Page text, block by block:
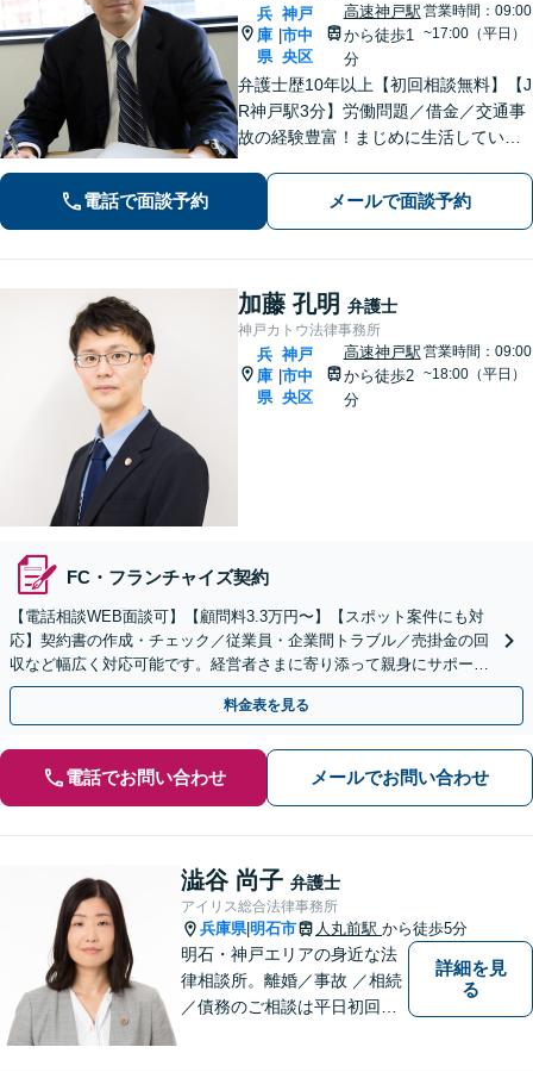
兵
庫
県
神戸
市中
央区
高速神戸駅
から徒歩1
分
営業時間：09:00
~17:00（平日）
弁護士歴10年以上【初回相談無料】【J
R神戸駅3分】労働問題／借金／交通事
故の経験豊富！まじめに生活している
決策をご提案いたします。関西学院大
学大学院（ロースクール）の現役教
電話で面談予約 メールで面談予約
加藤 孔明 弁護士
神戸カトウ法律事務所
兵
庫
県
神戸
市中
央区
高速神戸駅
から徒歩2
分
営業時間：09:00
~18:00（平日）
FC・フランチャイズ契約
【電話相談WEB面談可】【顧問料3.3万円〜】【スポット案件にも対
応】契約書の作成・チェック／従業員・企業間トラブル／売掛金の回
収など幅広く対応可能です。経営者さまに寄り添って親身にサポート
いたします。個人事業主・フリーランスにも対応。
料金表を見る
電話でお問い合わせ メールでお問い合わせ
澁谷 尚子 弁護士
アイリス総合法律事務所
兵庫県|明石市 人丸前駅 から徒歩5分
明石・神戸エリアの身近な法
律相談所。離婚／事故 ／相続
／債務のご相談は平日初回３
詳細を見
る